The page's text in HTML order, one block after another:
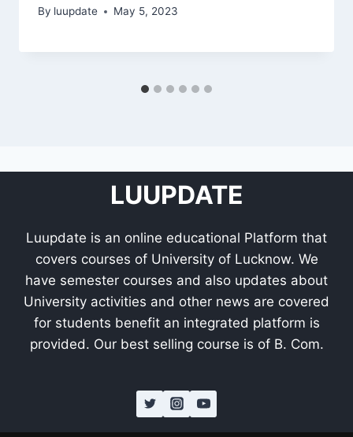
By luupdate May 5, 2023
LUUPDATE
Luupdate is an online educational Platform that
covers courses of University of Lucknow. We
have semester courses and also updates about
University activities and other news are covered
for students benefit an integrated platform is
provided. Our best selling course is of B. Com.